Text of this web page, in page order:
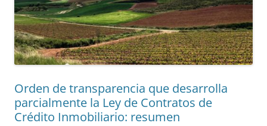
Orden de transparencia que desarrolla
parcialmente la Ley de Contratos de
Crédito Inmobiliario: resumen